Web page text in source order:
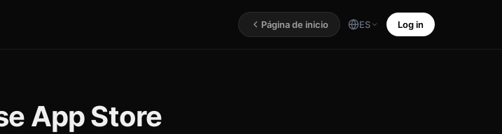
Página de inicio ES Log in
App Store